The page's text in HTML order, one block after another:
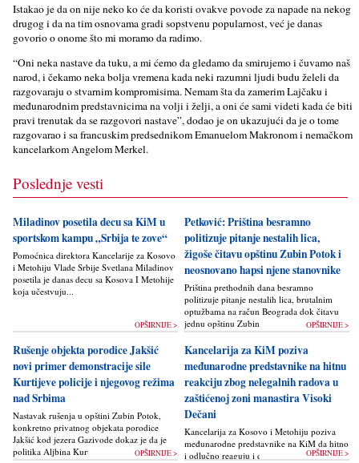
Istakao je da on nije neko ko će da koristi ovakve povode za napade na nekog
drugog i da na tim osnovama gradi sopstvenu popularnost, već je danas
govorio o onome što mi moramo da radimo.
“Oni neka nastave da tuku, a mi ćemo da gledamo da smirujemo i čuvamo naš
narod, i čekamo neka bolјa vremena kada neki razumni lјudi budu želeli da
razgovaraju o stvarnim kompromisima. Nemam šta da zamerim Lajčaku i
međunarodnim predstavnicima na volјi i želјi, a oni će sami videti kada će biti
pravi trenutak da se razgovori nastave”, dodao je on ukazujući da je o tome
razgovarao i sa francuskim predsednikom Emanuelom Makronom i nemačkom
kancelarkom Angelom Merkel.
Poslednje vesti
Miladinov posetila decu sa KiM u
sportskom kampu „Srbija te zove“
Pomoćnica direktora Kancelarije za Kosovo
i Metohiju Vlade Srbije Svetlana Miladinov
posetila je danas decu sa Kosova I Metohije
koja učestvuju...
OPŠIRNIJE >
Petković: Priština besramno
politizuje pitanje nestalih lica,
žigoše čitavu opštinu Zubin Potok i
neosnovano hapsi njene stanovnike
Priština prethodnih dana besramno
politizuje pitanje nestalih lica, brutalnim
optužbama na račun Beograda dok čitavu
jednu opštinu Zubin Potok žigoše...OPŠIRNIJE >
Rušenje objekta porodice Jakšić
novi primer demonstracije sile
Kurtijeve policije i njegovog režima
nad Srbima
Nastavak rušenja u opštini Zubin Potok,
konkretno privatnog objekata porodice
Jakšić kod jezera Gazivode dokaz je da je
politika Alјbina Kurtija...
OPŠIRNIJE >
Kancelarija za KiM poziva
međunarodne predstavnike na hitnu
reakciju zbog nelegalnih radova u
zaštićenoj zoni manastira Visoki
Dečani
Kancelarija za Kosovo i Metohiju poziva
međunarodne predstavnike na KiM da hitno
i odlučno reaguju i da bez odlaganjaOPŠIRNIJE >